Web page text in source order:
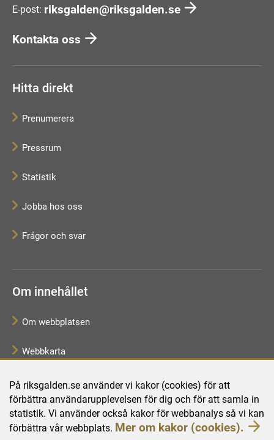
På riksgalden.se använder vi kakor (cookies) för att
förbättra användarupplevelsen för dig och för att samla in
statistik. Vi använder också kakor för webbanalys så vi kan
förbättra vår webbplats. Mer om kakor (cookies).
E-post: riksgalden@riksgalden.se
Kontakta oss
Hitta direkt
Prenumerera
Pressrum
Statistik
Jobba hos oss
Frågor och svar
Om innehållet
Om webbplatsen
Webbkarta
Tillgänglighetsredogörelse
Behandling av personuppgifter